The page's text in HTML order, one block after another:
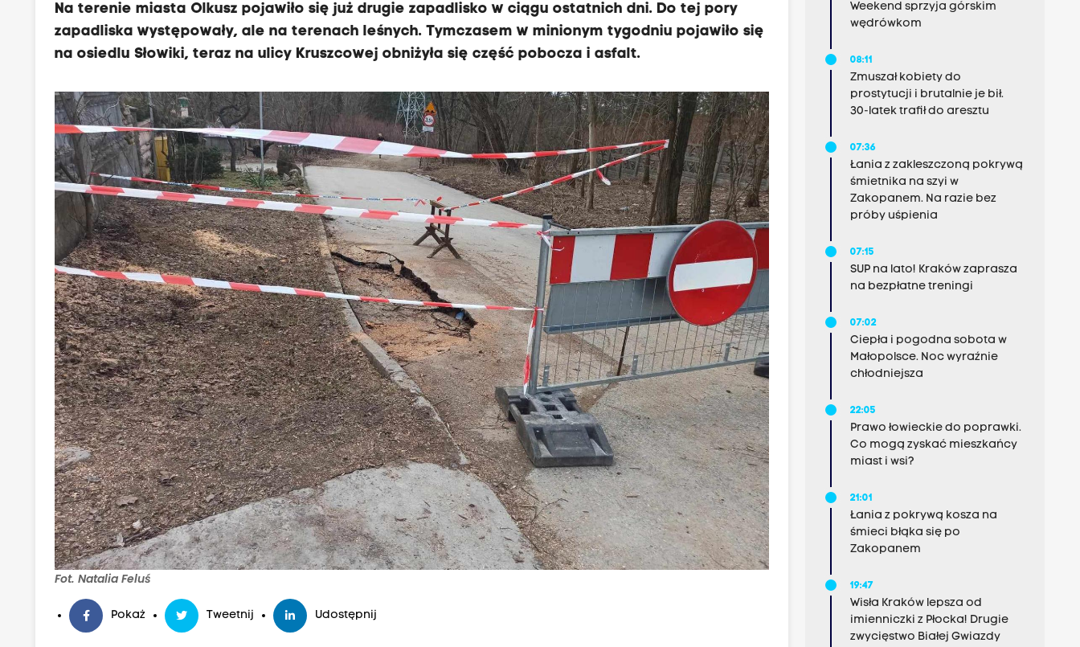
Na terenie miasta Olkusz pojawiło się już drugie zapadlisko w ciągu ostatnich dni. Do tej pory
zapadliska występowały, ale na terenach leśnych. Tymczasem w minionym tygodniu pojawiło się
na osiedlu Słowiki, teraz na ulicy Kruszcowej obniżyła się część pobocza i asfalt.
Fot. Natalia Feluś
Pokaż Tweetnij Udostępnij
Weekend sprzyja górskim
wędrówkom
08:11
Zmuszał kobiety do
prostytucji i brutalnie je bił.
30-latek trafił do aresztu
07:36
Łania z zakleszczoną pokrywą
śmietnika na szyi w
Zakopanem. Na razie bez
próby uśpienia
07:15
SUP na lato! Kraków zaprasza
na bezpłatne treningi
07:02
Ciepła i pogodna sobota w
Małopolsce. Noc wyraźnie
chłodniejsza
22:05
Prawo łowieckie do poprawki.
Co mogą zyskać mieszkańcy
miast i wsi?
21:01
Łania z pokrywą kosza na
śmieci błąka się po
Zakopanem
19:47
Wisła Kraków lepsza od
imienniczki z Płocka! Drugie
zwycięstwo Białej Gwiazdy